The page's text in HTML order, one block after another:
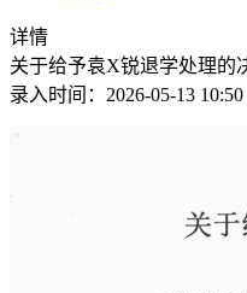
详情
关于给予袁X锐退学处理的
录入时间：2026-05-13 10:50